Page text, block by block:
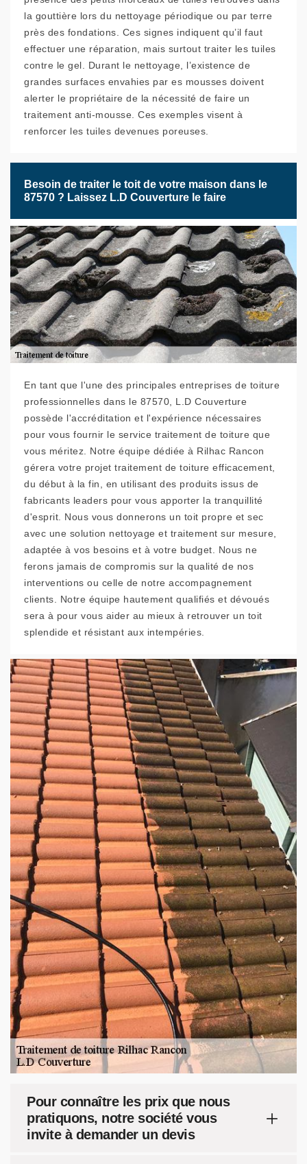
la gouttière lors du nettoyage périodique ou par terre
près des fondations. Ces signes indiquent qu’il faut
effectuer une réparation, mais surtout traiter les tuiles
contre le gel. Durant le nettoyage, l’existence de
grandes surfaces envahies par es mousses doivent
alerter le propriétaire de la nécessité de faire un
traitement anti-mousse. Ces exemples visent à
renforcer les tuiles devenues poreuses.
Besoin de traiter le toit de votre maison dans le
87570 ? Laissez L.D Couverture le faire
En tant que l'une des principales entreprises de toiture
professionnelles dans le 87570, L.D Couverture
possède l'accréditation et l'expérience nécessaires
pour vous fournir le service traitement de toiture que
vous méritez. Notre équipe dédiée à Rilhac Rancon
gérera votre projet traitement de toiture efficacement,
du début à la fin, en utilisant des produits issus de
fabricants leaders pour vous apporter la tranquillité
d'esprit. Nous vous donnerons un toit propre et sec
avec une solution nettoyage et traitement sur mesure,
adaptée à vos besoins et à votre budget. Nous ne
ferons jamais de compromis sur la qualité de nos
interventions ou celle de notre accompagnement
clients. Notre équipe hautement qualifiés et dévoués
sera à pour vous aider au mieux à retrouver un toit
splendide et résistant aux intempéries.
Pour connaître les prix que nous
pratiquons, notre société vous
invite à demander un devis